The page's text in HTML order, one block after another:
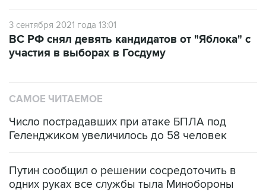
3 сентября 2021 года 13:01
ВС РФ снял девять кандидатов от "Яблока" с
участия в выборах в Госдуму
САМОЕ ЧИТАЕМОЕ
Число пострадавших при атаке БПЛА под
Геленджиком увеличилось до 58 человек
Путин сообщил о решении сосредоточить в
одних руках все службы тыла Минобороны